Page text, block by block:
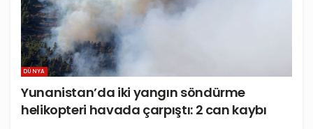
DÜNYA
Yunanistan’da iki yangın söndürme
helikopteri havada çarpıştı: 2 can kaybı